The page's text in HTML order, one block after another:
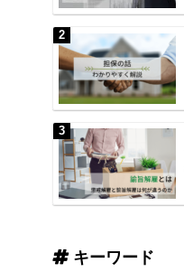
キーワード